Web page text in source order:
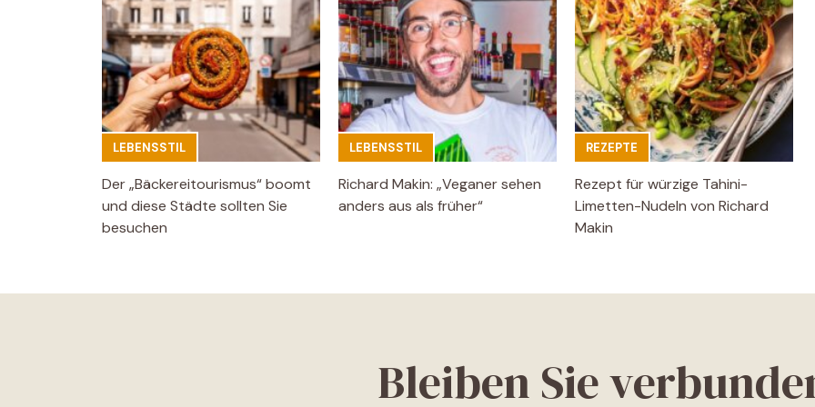
LEBENSSTIL
Der „Bäckereitourismus“ boomt
und diese Städte sollten Sie
besuchen
LEBENSSTIL
Richard Makin: „Veganer sehen
anders aus als früher“
REZEPTE
Rezept für würzige Tahini-
Limetten-Nudeln von Richard
Makin
Bleiben Sie